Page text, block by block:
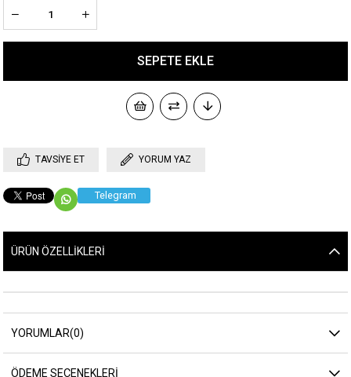
TAVSIYE ET YORUM YAZ
Telegram
ÜRÜN ÖZELLIKLERI
YORUMLAR(0)
ÖDEME SEÇENEKLERI